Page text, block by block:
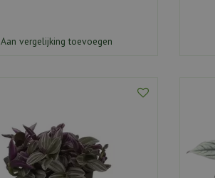
Aan vergelijking toevoegen